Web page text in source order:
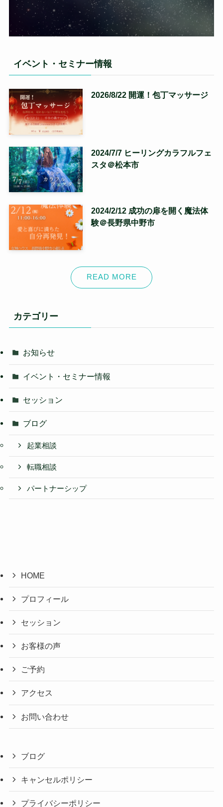
イベント・セミナー情報
2026/8/22 開運！包丁マッサージ
2024/7/7 ヒーリングカラフルフェ
スタ＠松本市
2024/2/12 成功の扉を開く魔法体
験＠長野県中野市
READ MORE
カテゴリー
お知らせ
イベント・セミナー情報
セッション
ブログ
起業相談
転職相談
パートナーシップ
HOME
プロフィール
セッション
お客様の声
ご予約
アクセス
お問い合わせ
ブログ
キャンセルポリシー
プライバシーポリシー